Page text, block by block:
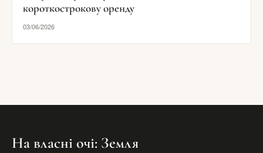
короткострокову оренду
03/06/2026
На власні очі: Земля